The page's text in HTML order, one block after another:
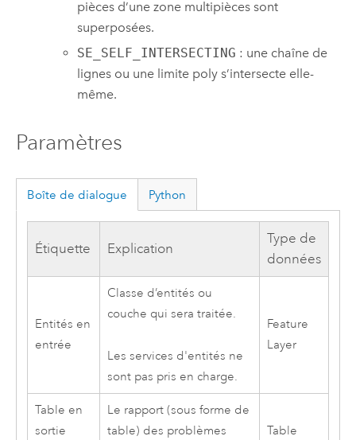
pièces d’une zone multipièces sont
superposées.
SE_SELF_INTERSECTING : une chaîne de
lignes ou une limite poly s’intersecte elle-
même.
Paramètres
Boîte de dialogue Python
Étiquette Explication
Type de
données
Entités en
entrée
Classe d’entités ou
couche qui sera traitée.
Les services d'entités ne
sont pas pris en charge.
Feature
Layer
Table en
sortie
Le rapport (sous forme de
table) des problèmes
Table